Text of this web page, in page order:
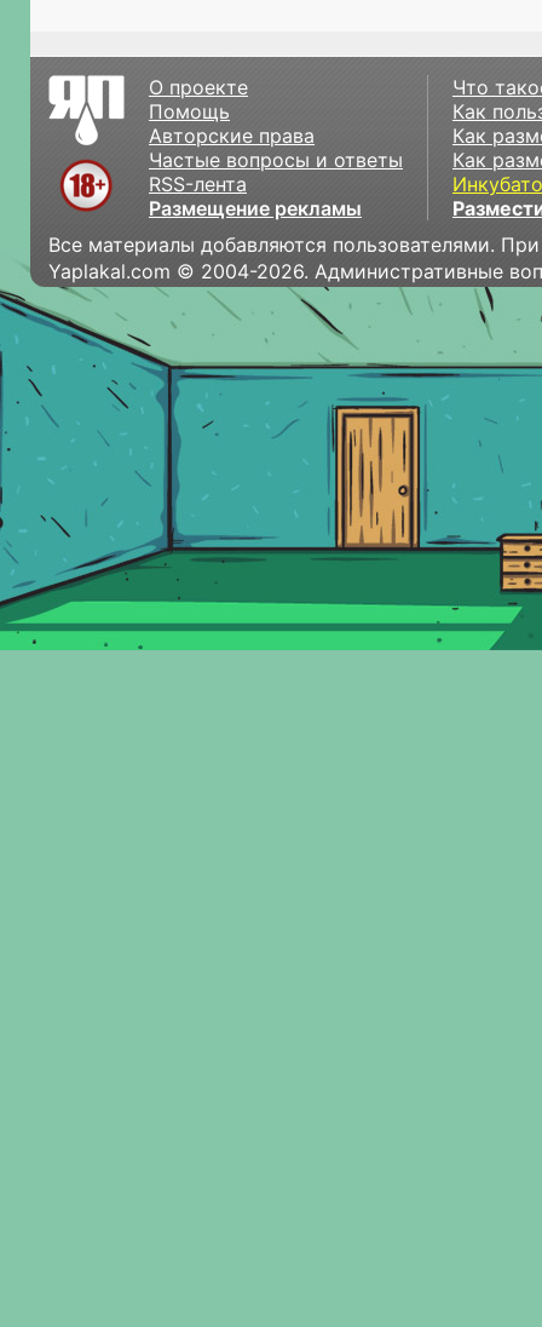
О проекте
Помощь
Авторские права
Частые вопросы и ответы
RSS-лента
Размещение рекламы
Что
Как
Как
Как
Все материалы добавляются пользователями.
Yaplakal.com © 2004-2026. Административные